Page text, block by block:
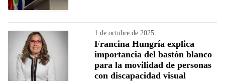
1 de octubre de 2025
Francina Hungría explica
importancia del bastón blanco
para la movilidad de personas
con discapacidad visual